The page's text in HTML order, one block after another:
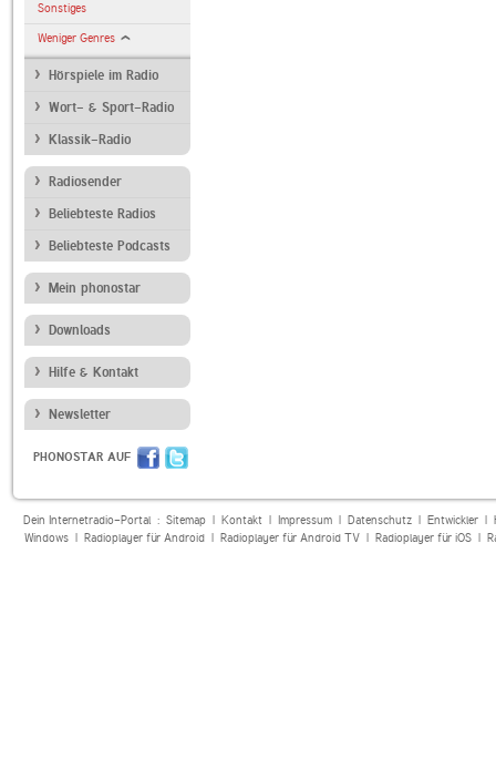
Sonstiges
Weniger Genres
Hörspiele im Radio
Wort- & Sport-Radio
Klassik-Radio
Radiosender
Beliebteste Radios
Beliebteste Podcasts
Mein phonostar
Downloads
Hilfe & Kontakt
Newsletter
PHONOSTAR AUF
Dein Internetradio-Portal : Sitemap| Kontakt| Impressum| Datenschutz| Entwickler|
Windows| Radioplayer für Android| Radioplayer für Android TV| Radioplayer für iOS|